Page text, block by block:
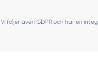
även GDPR och har en